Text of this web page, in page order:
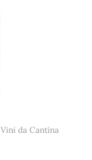
Vini da Cantina